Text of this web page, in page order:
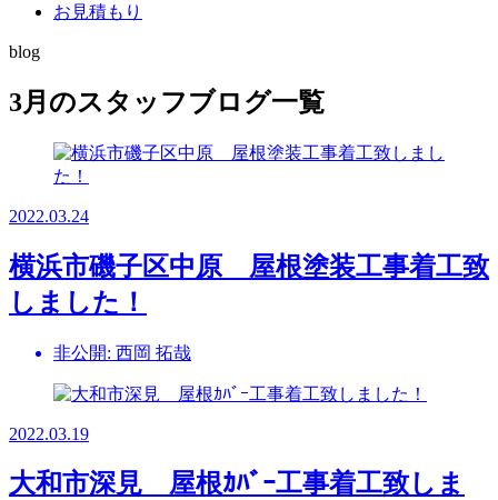
お見積もり
blog
3月のスタッフブログ一覧
2022.03.24
横浜市磯子区中原 屋根塗装工事着工致
しました！
非公開: 西岡 拓哉
2022.03.19
大和市深見 屋根ｶﾊﾞｰ工事着工致しま